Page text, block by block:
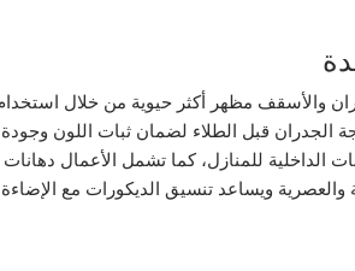
والأسقف مظهر أكثر حيوية من خلال
الجدران قبل الطلاء لضمان ثبات اللون
الداخلية للمنازل، كما تشمل الأعمال
والعصرية ويساعد تنسيق الديكورات مع